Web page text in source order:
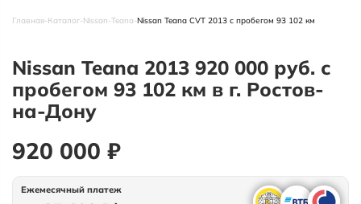
Главная-Каталог-Nissan-Teana-Nissan Teana CVT 2013 с пробегом 93 102 км
Nissan Teana 2013 920 000 руб. с
пробегом 93 102 км в г. Ростов-
на-Дону
920 000 ₽
Ежемесячный платеж